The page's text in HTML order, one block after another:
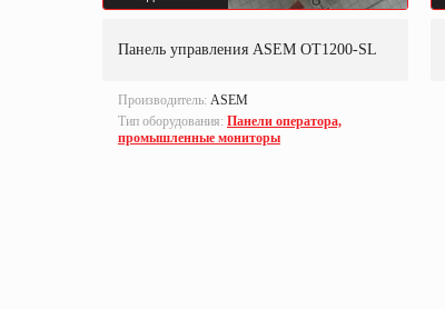
Панель управления ASEM OT1200-SL
Производитель: ASEM
Тип оборудования: Панели оператора,
промышленные мониторы